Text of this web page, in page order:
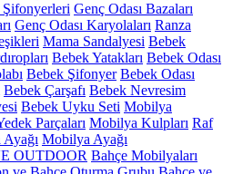
Şifonyerleri Genç Odası Bazaları
Genç Odası Karyolaları Ranza
Mama Sandalyesi Bebek
Bebek Yatakları Bebek Odası
Bebek Şifonyer Bebek Odası
Bebek Çarşafı Bebek Nevresim
Bebek Uyku Seti Mobilya
Parçaları Mobilya Kulpları Raf
Mobilya Ayağı
OUTDOOR Bahçe Mobilyaları